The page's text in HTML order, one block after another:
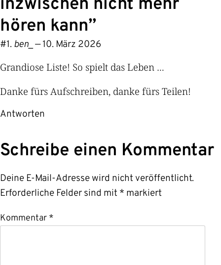
inzwischen nicht mehr
hören kann”
# ben_ —10. März 2026
Grandiose Liste! So spielt das Leben …
Danke fürs Aufschreiben, danke fürs Teilen!
Antworten
Schreibe einen Kommentar
Deine E-Mail-Adresse wird nicht veröffentlicht.
Erforderliche Felder sind mit * markiert
Kommentar *